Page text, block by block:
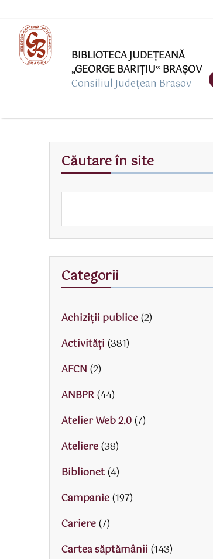
BIBLIOTECA JUDEȚEANĂ
„GEORGE BARIŢIU‟ BRAŞOV
Consiliul Județean Brașov
Căutare în site
Categorii
Achiziții publice(2)
Activităţi (381)
AFCN (2)
ANBPR(44)
Atelier Web 2.0(7)
Ateliere(38)
Biblionet(4)
Campanie(197)
Cariere(7)
Cartea săptămânii (143)